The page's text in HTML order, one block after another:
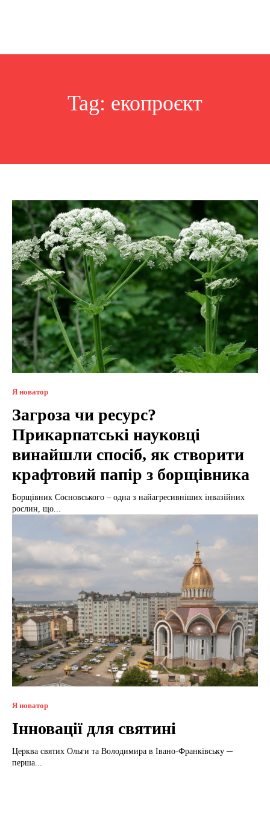
Tag: екопроєкт
Я новатор
Загроза чи ресурс?
Прикарпатські науковці
винайшли спосіб, як створити
крафтовий папір з борщівника
Борщівник Сосновського – одна з найагресивніших інвазійних
рослин, що...
Я новатор
Інновації для святині
Церква святих Ольги та Володимира в Івано-Франківську ─
перша...